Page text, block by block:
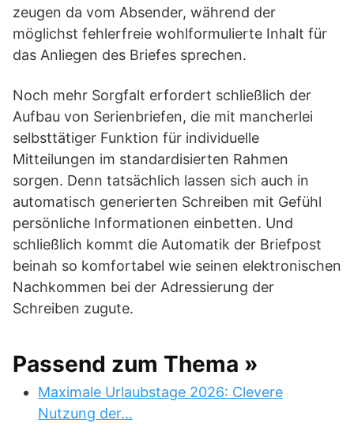
zeugen da vom Absender, während der
möglichst fehlerfreie wohlformulierte Inhalt für
das Anliegen des Briefes sprechen.
Noch mehr Sorgfalt erfordert schließlich der
Aufbau von Serienbriefen, die mit mancherlei
selbsttätiger Funktion für individuelle
Mitteilungen im standardisierten Rahmen
sorgen. Denn tatsächlich lassen sich auch in
automatisch generierten Schreiben mit Gefühl
persönliche Informationen einbetten. Und
schließlich kommt die Automatik der Briefpost
beinah so komfortabel wie seinen elektronischen
Nachkommen bei der Adressierung der
Schreiben zugute.
Passend zum Thema »
Maximale Urlaubstage 2026: Clevere
Nutzung der…